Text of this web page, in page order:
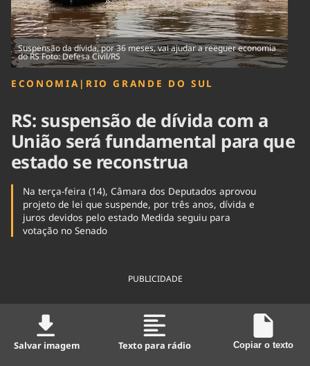
Suspensão da dívida, por 36 meses, vai ajudar a reeguer economia
do RS Foto: Defesa Civil/RS
ECONOMIA | RIO GRANDE DO SUL
RS: suspensão de dívida com a
União será fundamental para que
estado se reconstrua
Na terça-feira (14), Câmara dos Deputados aprovou
projeto de lei que suspende, por três anos, dívida e
juros devidos pelo estado Medida seguiu para
votação no Senado
PUBLICIDADE
Salvar imagem Texto para rádio Copiar o texto